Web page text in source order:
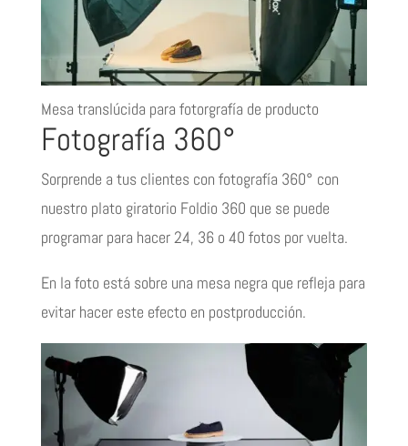
Mesa translúcida para fotorgrafía de producto
Fotografía 360°
Sorprende a tus clientes con fotografía 360° con
nuestro plato giratorio Foldio 360 que se puede
programar para hacer 24, 36 o 40 fotos por vuelta.
En la foto está sobre una mesa negra que refleja para
evitar hacer este efecto en postproducción.